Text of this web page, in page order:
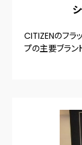
CITIZENのフラ
プの主要ブラン